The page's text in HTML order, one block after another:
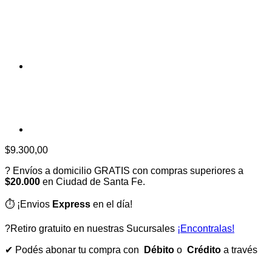
$9.300,00
? Envíos a domicilio GRATIS con compras superiores a
$20.000 en Ciudad de Santa Fe.
⏱️ ¡Envios Express en el día!
?Retiro gratuito en nuestras Sucursales ¡Encontralas!
✔ Podés abonar tu compra con Débito o Crédito a través